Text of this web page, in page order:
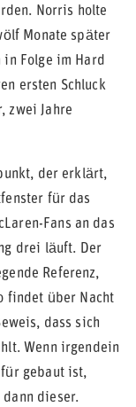
Norris holte
Monate später
in Folge im Hard
ersten Schluck
zwei Jahre
der erklärt,
für das
Fans an das
drei läuft. Der
Referenz,
findet über Nacht
dass sich
Wenn irgendein
gebaut ist,
dann dieser.